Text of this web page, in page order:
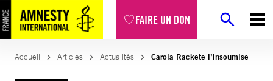
FAIRE UN DON
Aller
au
contenu
Accueil Articles Actualités Carola Rackete l’insoumise